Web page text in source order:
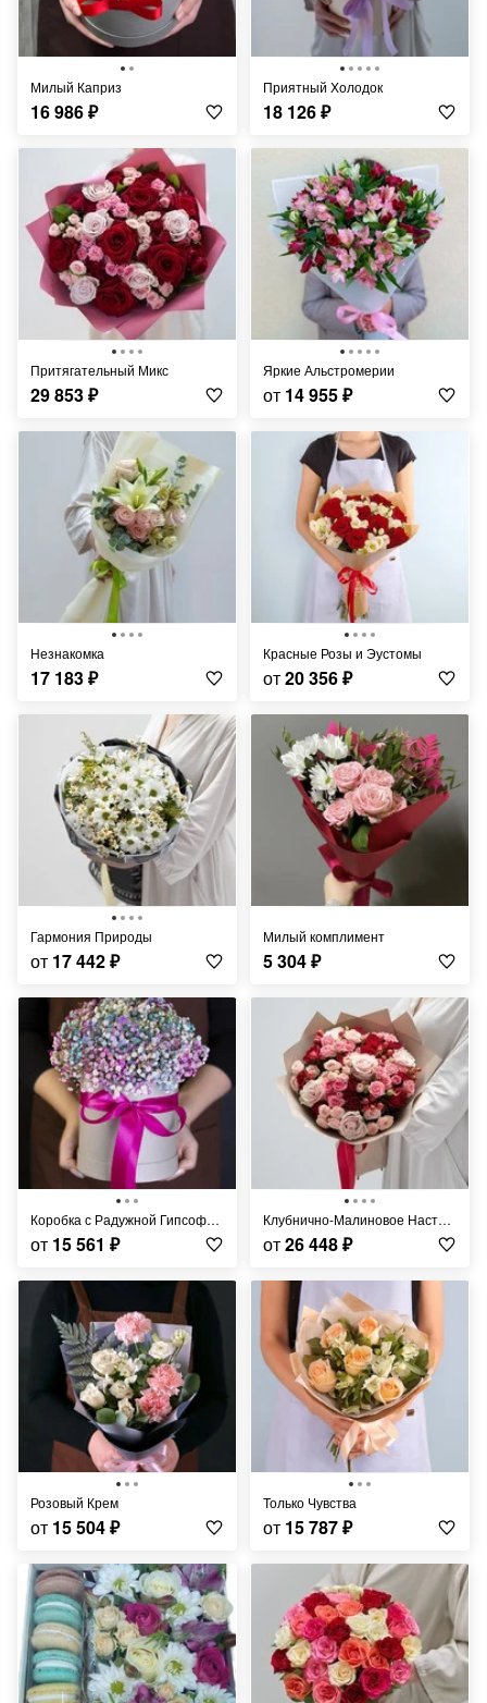
Милый Каприз
16 986₽
Приятный Холодок
18 126₽
Притягательный Микс
29 853₽
Яркие Альстромерии
от 14 955₽
Незнакомка
17 183₽
Красные Розы и Эустомы
от20 356₽
Гармония Природы
от 17 442₽
Милый комплимент
5 304₽
Коробка с Радужной Гипсофилой
от 15 561 ₽
Клубнично-Малиновое Настроение
от26 448₽
Розовый Крем
от 15 504₽
Только Чувства
от 15 787₽